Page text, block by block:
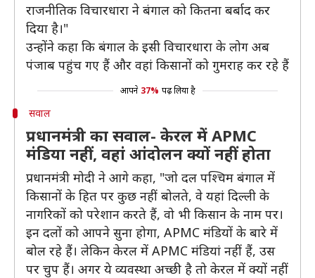
राजनीतिक विचारधारा ने बंगाल को कितना बर्बाद कर
दिया है।"
उन्होंने कहा कि बंगाल के इसी विचारधारा के लोग अब
पंजाब पहुंच गए हैं और वहां किसानों को गुमराह कर रहे हैं
आपने 37% पढ़ लिया है
सवाल
प्रधानमंत्री का सवाल- केरल में APMC
मंडिया नहीं, वहां आंदोलन क्यों नहीं होता
प्रधानमंत्री मोदी ने आगे कहा, "जो दल पश्चिम बंगाल में
किसानों के हित पर कुछ नहीं बोलते, वे यहां दिल्ली के
नागरिकों को परेशान करते हैं, वो भी किसान के नाम पर।
इन दलों को आपने सुना होगा, APMC मंडियों के बारे में
बोल रहे हैं। लेकिन केरल में APMC मंडियां नहीं हैं, उस
पर चुप हैं। अगर ये व्यवस्था अच्छी है तो केरल में क्यों नहीं